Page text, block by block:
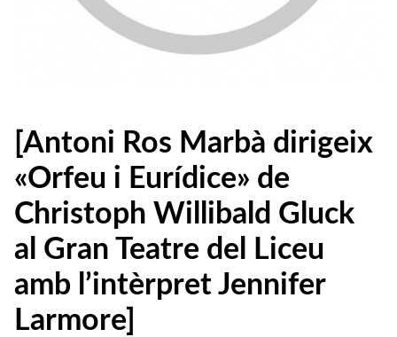
[Antoni Ros Marbà dirigeix
«Orfeu i Eurídice» de
Christoph Willibald Gluck
al Gran Teatre del Liceu
amb l’intèrpret Jennifer
Larmore]